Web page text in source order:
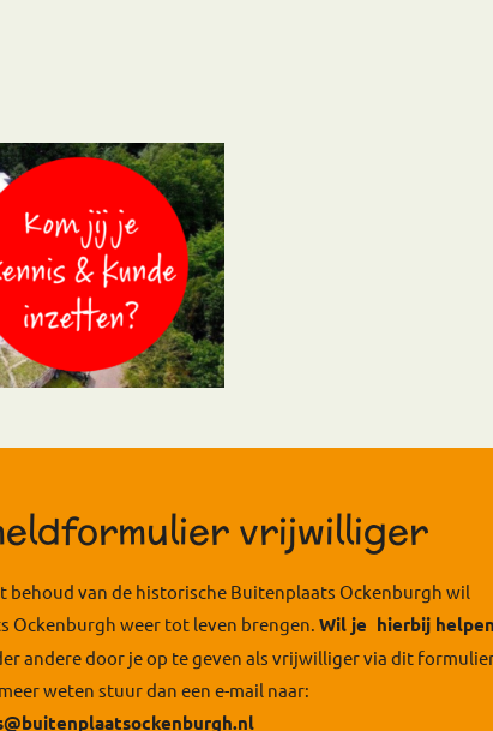
vrijwilliger
behoud van de historische Buitenplaats Ockenburgh wil
Ockenburgh weer tot leven brengen. Wil je hierbij
andere door je op te geven als vrijwilliger via dit
weten stuur dan een e-mail naar: